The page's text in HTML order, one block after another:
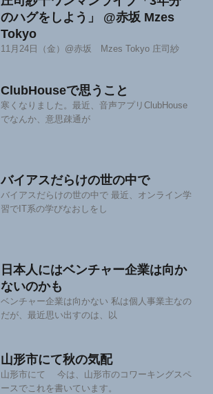
のハグをしよう」 @赤坂 Mzes
Tokyo
11月24日（金）@赤坂 Mzes Tokyo 庄司紗
ClubHouseで思うこと
寒くなりました。最近、音声アプリClubHouse
でなんか、意思疎通が
バイアスだらけの世の中で
バイアスだらけの世の中で 最近、オンライン学
習でIT系の学びなおしをし
日本人にはベンチャー企業は向か
ないのかも
ベンチャー企業は向かない 私は個人事業主なの
だが、最近思い出すのは、以
山形市にて秋の気配
山形市にて 今は、山形市のコワーキングスペ
ースでこれを書いています。